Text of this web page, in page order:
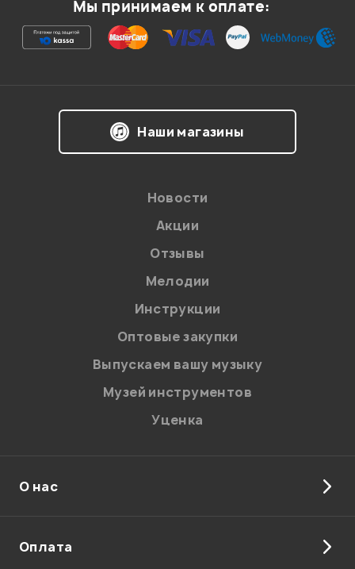
Ваша оценка:
на обработку персональных данных в
Политикой в отношении обработки
персональных данных.
Введите проверочное число:
Отправить
Мы принимаем к оплате:
Наши магазины
Новости
Акции
Отзывы
Мелодии
Инструкции
Оптовые закупки
Выпускаем вашу музыку
Музей инструментов
Уценка
О нас
Оплата